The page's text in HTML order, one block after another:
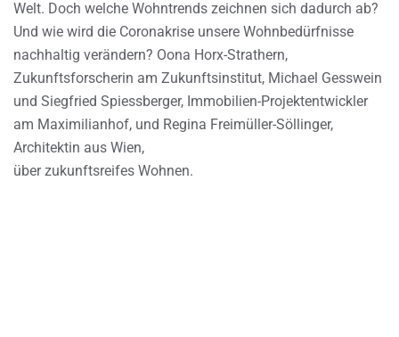
Welt. Doch welche Wohntrends zeichnen sich dadurch ab?
Und wie wird die Coronakrise unsere Wohnbedürfnisse
nachhaltig verändern? Oona Horx-Strathern,
Zukunftsforscherin am Zukunftsinstitut, Michael Gesswein
und Siegfried Spiessberger, Immobilien-Projektentwickler
am Maximilianhof, und Regina Freimüller-Söllinger,
Architektin aus Wien,
über zukunftsreifes Wohnen.